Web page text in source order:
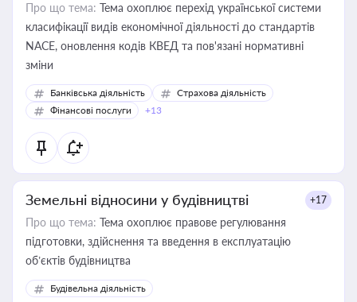
Про що тема: Тема охоплює перехід української системи
класифікації видів економічної діяльності до стандартів
NACE, оновлення кодів КВЕД та пов'язані нормативні
зміни
Банківська діяльність
Страхова діяльність
Фінансові послуги
+13
Земельні відносини у будівництві +17
Про що тема: Тема охоплює правове регулювання
підготовки, здійснення та введення в експлуатацію
об’єктів будівництва
Будівельна діяльність